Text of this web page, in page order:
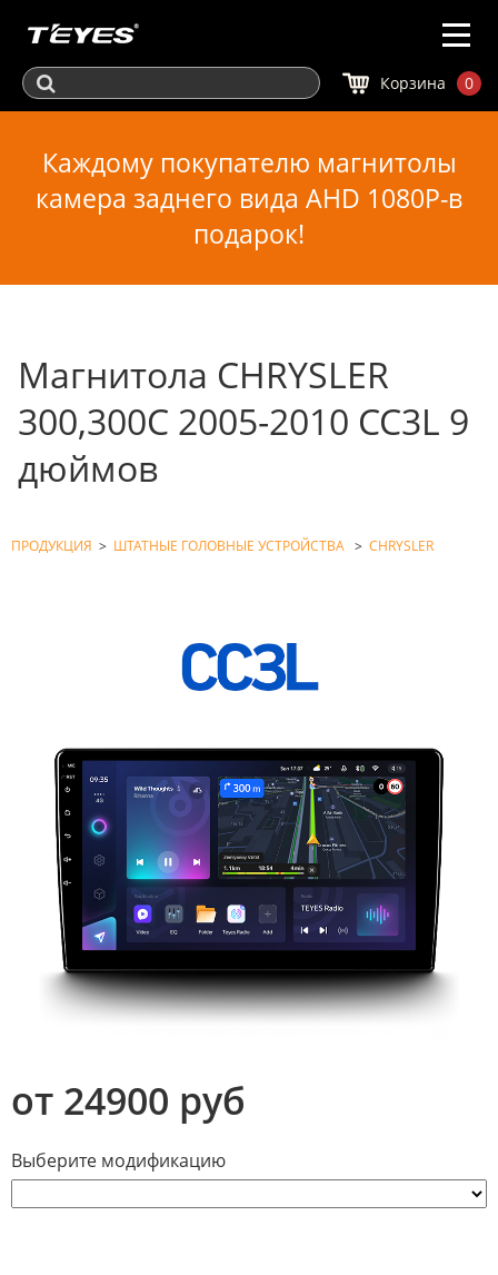
Корзина 0
Каждому покупателю магнитолы
камера заднего вида AHD 1080P-в
подарок!
Магнитола CHRYSLER
300,300C 2005-2010 CC3L 9
дюймов
ПРОДУКЦИЯ > ШТАТНЫЕ ГОЛОВНЫЕ УСТРОЙСТВА > CHRYSLER
от 24900 руб
Выберите модификацию